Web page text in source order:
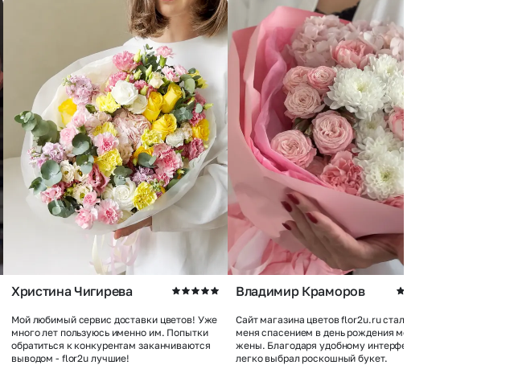
Христина Чигирева
Мой любимый сервис доставки цветов! Уже
много лет пользуюсь именно им. Попытки
обратиться к конкурентам заканчиваются
выводом - flor2u лучшие!
Владимир Краморов
Сайт магазина цветов flor2u.ru стал для
меня спасением в день рождения моей
жены. Благодаря удобному интерфейсу я
легко выбрал роскошный букет.